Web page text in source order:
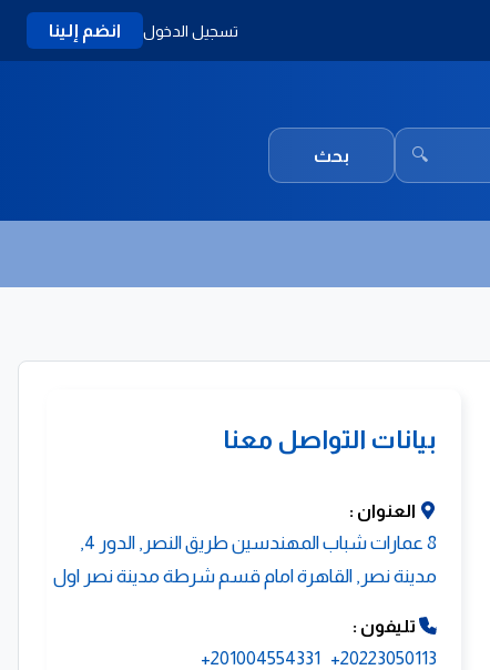
تسجيل الدخول انضم إلينا
🔍 بحث
بيانات التواصل معنا
العنوان :
8 عمارات شباب المهندسين طريق النصر, الدور 4,
مدينة نصر, القاهرة امام قسم شرطة مدينة نصر اول
تليفون :
20223050113+
201004554331+